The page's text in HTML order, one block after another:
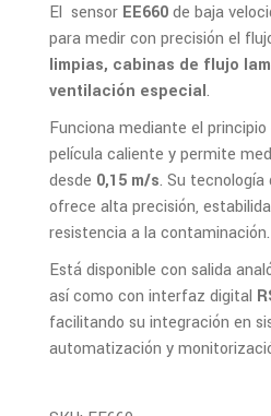
El sensor EE660de baja
para medir con precisión el
limpias, cabinas de flujo
ventilación especial.
Funciona mediante el
película caliente y permite
desde 0,15 m/s. Su tecnología
ofrece alta precisión,
resistencia a la contaminación.
Está disponible con salida
así como con interfaz digital
facilitando su integración en
automatización y